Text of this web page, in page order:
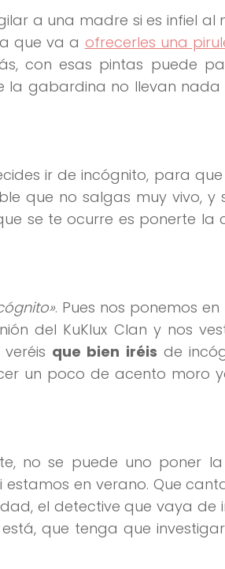
a una madre si es infiel al
que va a ofrecerles una
con esas pintas puede
la gabardina no llevan nada
ir de incógnito, para
que no salgas muy vivo, y
se te ocurre es ponerte la
. Pues nos ponemos
del KuKlux Clan y nos
que bien iréis de
un poco de acento moro
no se puede uno poner
en verano. Que
el detective que vaya de
que tenga que